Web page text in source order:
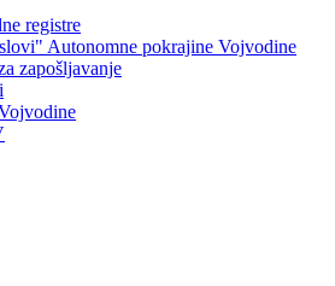
registre
Autonomne pokrajine Vojvodine
zapošljavanje